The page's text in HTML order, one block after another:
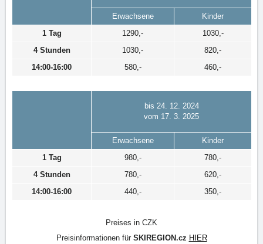
Erwachsene
Kinder
1 Tag
1290,-
1030,-
4 Stunden
1030,-
820,-
14:00-16:00
580,- 460,-
bis 24. 12. 2024
vom 17. 3. 2025
Erwachsene
Kinder
1 Tag
980,-
780,-
4 Stunden
780,-
620,-
14:00-16:00
440,- 350,-
Preises in CZK
Preisinformationen für SKIREGION.cz HIER